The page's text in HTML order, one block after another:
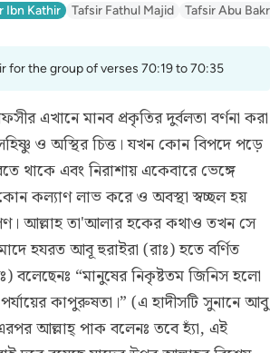
Ibn Kathir Tafsir Fathul Majid Tafsir Abu
for the group of verses 70:19 to 70:35
এখানে মানব প্রকৃতির দুর্বলতা বর্ণনা করা
ও অস্থির চিত্ত। যখন কোন বিপদে পড়ে
থাকে এবং নিরাশায় একেবারে ভেঙ্গে
কল্যাণ লাভ করে ও অবস্থা স্বচ্ছল হয়
আল্লাহ তা'আলার হকের কথাও তখন সে
হযরত আবূ হুরাইরা (রাঃ) হতে বর্ণিত
বলেছেনঃ “মানুষের নিকৃষ্টতম জিনিস হলো
কাপুরুষতা।” (এ হাদীসটি সুনানে আবু
আল্লাহ্ পাক বলেনঃ তবে হ্যাঁ, এই